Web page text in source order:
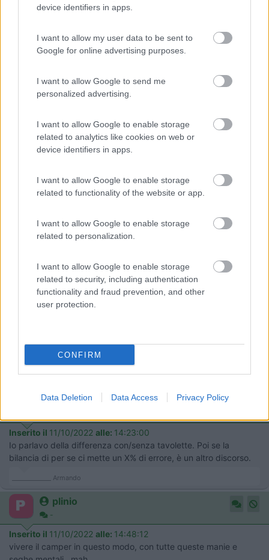
device identifiers in apps.
I want to allow my user data to be sent to
Google for online advertising purposes.
I want to allow Google to send me
personalized advertising.
I want to allow Google to enable storage
related to analytics like cookies on web or
device identifiers in apps.
I want to allow Google to enable storage
related to functionality of the website or app.
I want to allow Google to enable storage
related to personalization.
I want to allow Google to enable storage
related to security, including authentication
functionality and fraud prevention, and other
user protection.
CONFIRM
Data Deletion Data Access Privacy Policy
Itinerante15
Pesa pochi g
...un kilo e mezzo più le tavolette...ma hai cosi tanto spazio ? il
riempirlo...anche se hai tolto la scala e altre cosucce...
Modificato da salito il 11/10/2022 alle 14:17:18
Itinerante15
Inserito il11/10/2022 alle:14:19:29
Beh se lui vuole pesarsi anchevin viaggio, liberissimo. Come ti hanno già
detto, con tre tavolette (con base come quella della bilancia e pari
...
Mi sa che farò così.
Le istruzioni dicono di pesare senza tavolette ma su Amazon un
secondo un altro recensore per cui il peso reale è inferiore.
Lo spazio c'è, è il peso a esser troppo...
Modificato da Itinerante15 il 11/10/2022 alle 14:20:28
Armando
Inserito il 11/10/2022 alle: 14:23:00
Io parlavo della differenza con/senza tavolette. Poi se la
bilancia di per se ci mette un X% di errore, è un altro discorso.
_____________ Armando
plinio
-
Inserito il 11/10/2022 alle: 14:48:12
vivere il camper in questo modo, con tutte queste manie e